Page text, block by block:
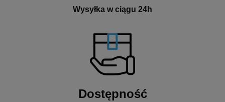
Wysyłka w ciągu 24h
Dostępność